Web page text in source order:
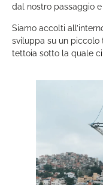
dal nostro passaggio e
Siamo accolti
sviluppa su un piccolo
tettoia sotto la quale